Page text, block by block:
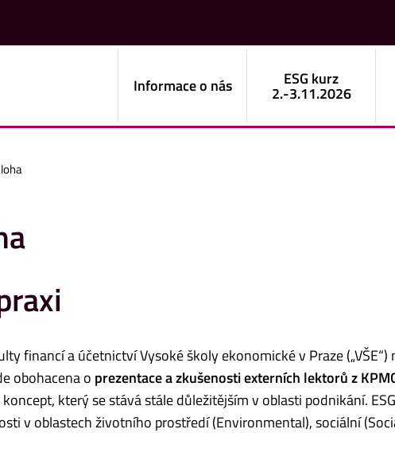
Informace o nás ESG kurz
2.-3.11.2026
financí a účetnictví Vysoké školy ekonomické v Praze („VŠE“)
obohacena o prezentace a zkušenosti externích lektorů z
který se stává stále důležitějším v oblasti podnikání.
v oblastech životního prostředí (Environmental), sociální